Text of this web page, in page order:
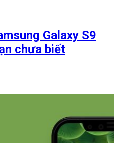
Galaxy S9
chưa biết